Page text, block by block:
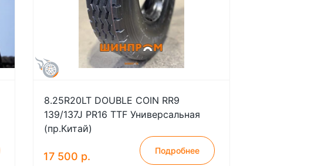
8.25R20LT DOUBLE COIN RR9
139/137J PR16 TTF Универсальная
(пр.Китай)
17 500 р. Подробнее